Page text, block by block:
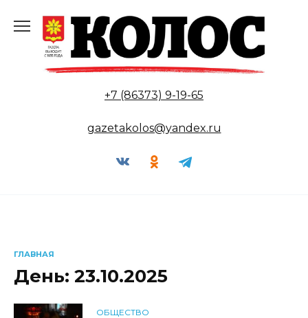
содержанию
+7 (86373) 9-19-65
gazetakolos@yandex.ru
ГЛАВНАЯ
День: 23.10.2025
ОБЩЕСТВО